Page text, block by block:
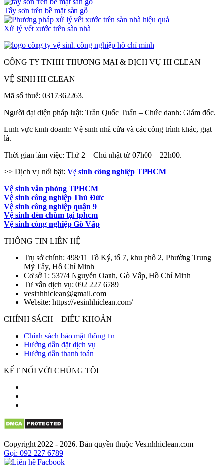
Tẩy sơn trên bề mặt sàn gỗ
Xử lý vết xước trên sàn nhà
CÔNG TY TNHH THƯƠNG MẠI & DỊCH VỤ HI CLEAN
VỆ SINH HI CLEAN
Mã số thuế: 0317362263.
Người đại diện pháp luật: Trần Quốc Tuấn – Chức danh: Giám đốc.
Lĩnh vực kinh doanh: Vệ sinh nhà cửa và các công trình khác, giặt
là.
Thời gian làm việc: Thứ 2 – Chủ nhật từ 07h00 – 22h00.
>> Dịch vụ nổi bật: Vệ sinh công nghiệp TPHCM
Vệ sinh văn phòng TPHCM
Vệ sinh công nghiệp Thủ Đức
Vệ sinh công nghiệp quận 9
Vệ sinh đèn chùm tại tphcm
Vệ sinh công nghiệp Gò Vấp
THÔNG TIN LIÊN HỆ
Trụ sở chính: 498/11 Tô Ký, tổ 7, khu phố 2, Phường Trung
Mỹ Tây, Hồ Chí Minh
Cơ sở 1: 537/4 Nguyễn Oanh, Gò Vấp, Hồ Chí Minh
Tư vấn dịch vụ: 092 227 6789
vesinhhiclean@gmail.com
Website: https://vesinhhiclean.com/
CHÍNH SÁCH – ĐIỀU KHOẢN
Chính sách bảo mật thông tin
Hướng dẫn đặt dịch vụ
Hướng dẫn thanh toán
KẾT NỐI VỚI CHÚNG TÔI
Copyright 2022 - 2026. Bản quyền thuộc Vesinhhiclean.com
Gọi: 092 227 6789